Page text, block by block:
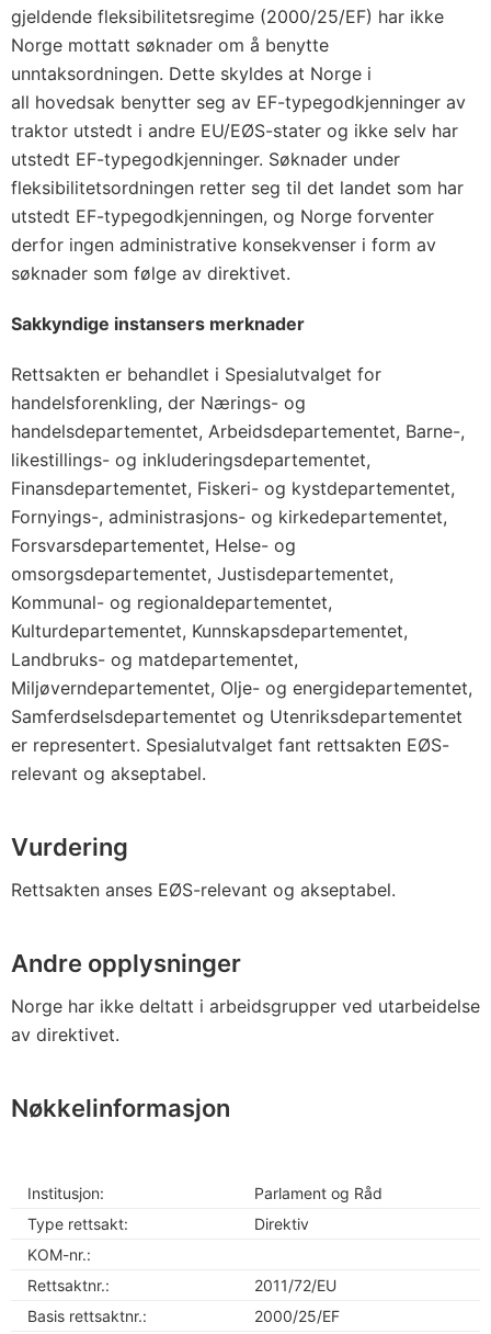
gjeldende fleksibilitetsregime (2000/25/EF) har ikke
Norge mottatt søknader om å benytte
unntaksordningen. Dette skyldes at Norge i
all hovedsak benytter seg av EF-typegodkjenninger av
traktor utstedt i andre EU/EØS-stater og ikke selv har
utstedt EF-typegodkjenninger. Søknader under
fleksibilitetsordningen retter seg til det landet som har
utstedt EF-typegodkjenningen, og Norge forventer
derfor ingen administrative konsekvenser i form av
søknader som følge av direktivet.
Sakkyndige instansers merknader
Rettsakten er behandlet i Spesialutvalget for
handelsforenkling, der Nærings- og
handelsdepartementet, Arbeidsdepartementet, Barne-,
likestillings- og inkluderingsdepartementet,
Finansdepartementet, Fiskeri- og kystdepartementet,
Fornyings-, administrasjons- og kirkedepartementet,
Forsvarsdepartementet, Helse- og
omsorgsdepartementet, Justisdepartementet,
Kommunal- og regionaldepartementet,
Kulturdepartementet, Kunnskapsdepartementet,
Landbruks- og matdepartementet,
Miljøverndepartementet, Olje- og energidepartementet,
Samferdselsdepartementet og Utenriksdepartementet
er representert. Spesialutvalget fant rettsakten EØS-
relevant og akseptabel.
Vurdering
Rettsakten anses EØS-relevant og akseptabel.
Andre opplysninger
Norge har ikke deltatt i arbeidsgrupper ved utarbeidelse
av direktivet.
Nøkkelinformasjon
Institusjon:
Parlament og Råd
Type rettsakt:
Direktiv
KOM-nr.:
Rettsaktnr.:
2011/72/EU
Basis rettsaktnr.:
2000/25/EF